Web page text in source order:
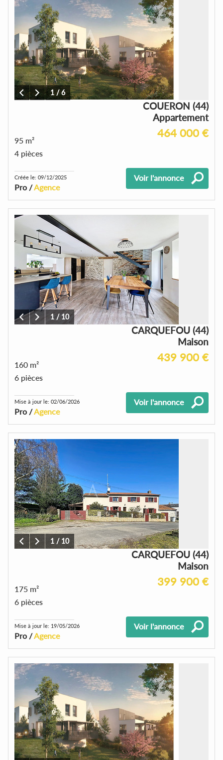
1 /6
COUERON (44)
Appartement
464 000 €
95 m²
4 pièces
Créée le: 09/12/2025
Pro /Agence
Voir l'annonce
1 / 10
CARQUEFOU (44)
Maison
439 900 €
160 m²
6 pièces
Mise à jour le: 02/06/2026
Pro /Agence
Voir l'annonce
1 / 10
CARQUEFOU (44)
Maison
399 900 €
175 m²
6 pièces
Mise à jour le: 19/05/2026
Pro /Agence
Voir l'annonce